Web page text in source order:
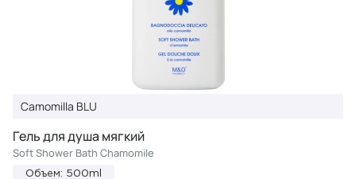
Camomilla BLU
Гель для душа мягкий
Soft Shower Bath Chamomile
Объем: 500ml